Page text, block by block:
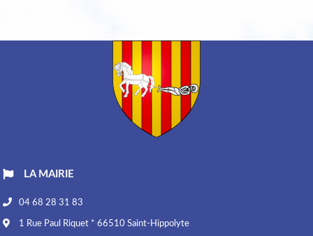
LA MAIRIE
04 68 28 31 83
1 Rue Paul Riquet * 66510 Saint-Hippolyte